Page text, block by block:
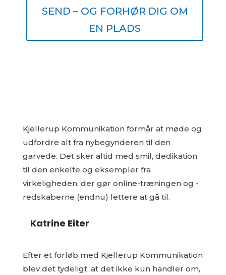
SEND – OG FORHØR DIG OM
EN PLADS
Kjellerup Kommunikation formår at møde og
udfordre alt fra nybegynderen til den
garvede. Det sker altid med smil, dedikation
til den enkelte og eksempler fra
virkeligheden, der gør online-træningen og -
redskaberne (endnu) lettere at gå til.
Katrine Eiter
Efter et forløb med Kjellerup Kommunikation
blev det tydeligt, at det ikke kun handler om,